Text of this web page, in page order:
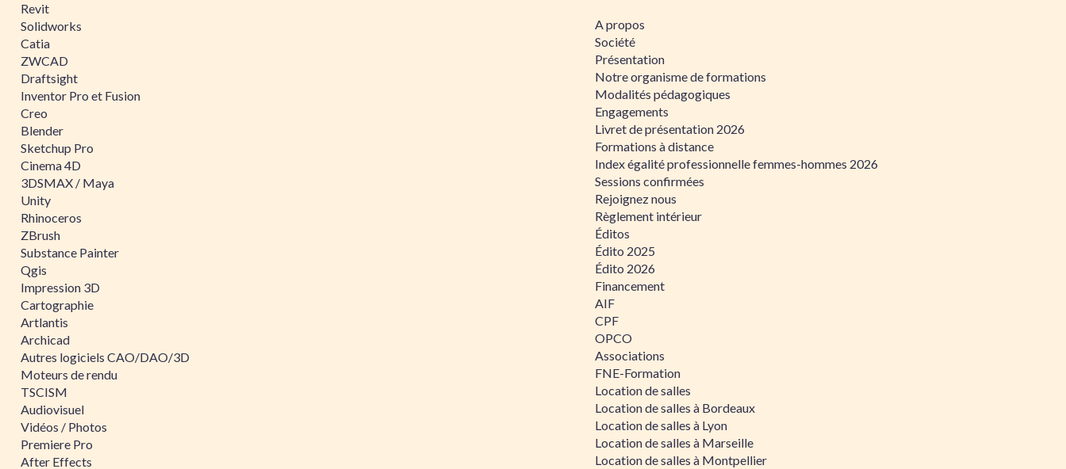
Revit
Solidworks
Catia
ZWCAD
Draftsight
Inventor Pro et Fusion
Creo
Blender
Sketchup Pro
Cinema 4D
3DSMAX / Maya
Unity
Rhinoceros
ZBrush
Substance Painter
Qgis
Impression 3D
Cartographie
Artlantis
Archicad
Autres logiciels CAO/DAO/3D
Moteurs de rendu
TSCISM
Audiovisuel
Vidéos / Photos
Premiere Pro
After Effects
A propos
Société
Présentation
Notre organisme de formations
Modalités pédagogiques
Engagements
Livret de présentation 2026
Formations à distance
Index égalité professionnelle femmes-hommes 2026
Sessions confirmées
Rejoignez nous
Règlement intérieur
Éditos
Édito 2025
Édito 2026
Financement
AIF
CPF
OPCO
Associations
FNE-Formation
Location de salles
Location de salles à Bordeaux
Location de salles à Lyon
Location de salles à Marseille
Location de salles à Montpellier